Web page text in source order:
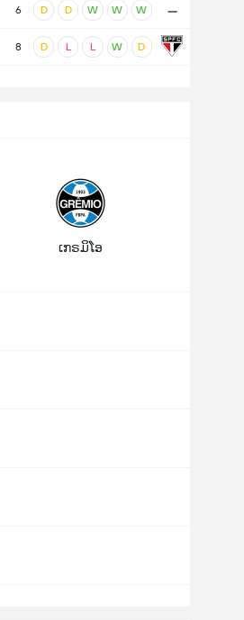
6 D D W W W -
8 D L L W D
ເກຣມິໂອ